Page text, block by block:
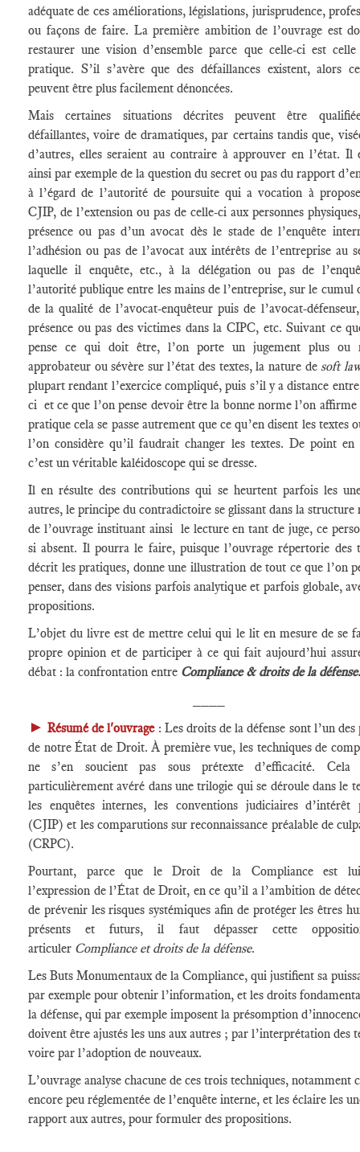
adéquate de ces améliorations, législations, jurisprudence,
ou façons de faire. La première ambition de l’ouvrage est
restaurer une vision d’ensemble parce que celle-ci est
pratique. S’il s’avère que des défaillances existent, alors
peuvent être plus facilement dénoncées.
Mais certaines situations décrites peuvent être
défaillantes, voire de dramatiques, par certains tandis que,
d’autres, elles seraient au contraire à approuver en l’état. Il
ainsi par exemple de la question du secret ou pas du rapport
à l’égard de l’autorité de poursuite qui a vocation à
CJIP, de l’extension ou pas de celle-ci aux personnes
présence ou pas d’un avocat dès le stade de l’enquête
l’adhésion ou pas de l’avocat aux intérêts de l’entreprise au
laquelle il enquête, etc., à la délégation ou pas de
l’autorité publique entre les mains de l’entreprise, sur le cumul
de la qualité de l’avocat-enquêteur puis de l’avocat-
présence ou pas des victimes dans la CIPC, etc. Suivant ce
pense ce qui doit être, l’on porte un jugement plus ou
approbateur ou sévère sur l’état des textes, la nature desoft
plupart rendant l’exercice compliqué, puis s’il y a distance
ci et ce que l’on pense devoir être la bonne norme l’on affirme
pratique cela se passe autrement que ce qu’en disent les textes
l’on considère qu’il faudrait changer les textes. De point en
c’est un véritable kaléidoscope qui se dresse.
Il en résulte des contributions qui se heurtent parfois les
autres, le principe du contradictoire se glissant dans la structure
de l’ouvrage instituant ainsi le lecture en tant de juge, ce
si absent. Il pourra le faire, puisque l’ouvrage répertorie des
décrit les pratiques, donne une illustration de tout ce que l’on
penser, dans des visions parfois analytique et parfois globale,
propositions.
L’objet du livre est de mettre celui qui le lit en mesure de se
propre opinion et de participer à ce qui fait aujourd’hui
débat : la confrontation entre Compliance & droits de la défense.
► Résumé de l'ouvrage : Les droits de la défense sont l’un des
de notre État de Droit. À première vue, les techniques de
ne s’en soucient pas sous prétexte d’efficacité. Cela
particulièrement avéré dans une trilogie qui se déroule dans le
les enquêtes internes, les conventions judiciaires d’intérêt
(CJIP) et les comparutions sur reconnaissance préalable de
(CRPC).
Pourtant, parce que le Droit de la Compliance est
l’expression de l’État de Droit, en ce qu’il a l’ambition de
de prévenir les risques systémiques afin de protéger les êtres
présents et futurs, il faut dépasser cette
articuler Compliance et droits de la défense.
Les Buts Monumentaux de la Compliance, qui justifient sa
par exemple pour obtenir l’information, et les droits
la défense, qui par exemple imposent la présomption
doivent être ajustés les uns aux autres ; par l’interprétation des
voire par l’adoption de nouveaux.
L’ouvrage analyse chacune de ces trois techniques, notamment
encore peu réglementée de l’enquête interne, et les éclaire les
rapport aux autres, pour formuler des propositions.